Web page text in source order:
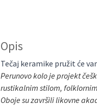
Opis
Tečaj keramike pružit će
Perunovo kolo je projekt
rustikalnim stilom,
Oboje su završili likovne